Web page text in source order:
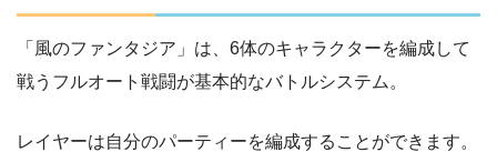
「風のファンタジア」は、6体のキャラクターを編成して
戦うフルオート戦闘が基本的なバトルシステム。
レイヤーは自分のパーティーを編成することができます。